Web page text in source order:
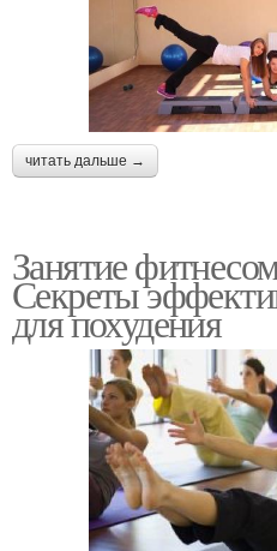
читать дальше →
Занятие
Секреты
для похудения